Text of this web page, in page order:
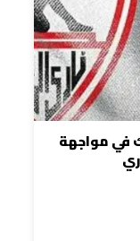
في مواجهة